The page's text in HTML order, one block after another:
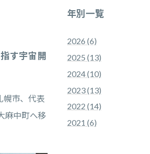
す宇宙開
幌市、代表
麻中町へ移
年別一覧
2026 (6)
2025 (13)
2024 (10)
2023 (13)
2022 (14)
2021 (6)